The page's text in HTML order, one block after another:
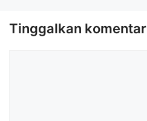
Tinggalkan komentar